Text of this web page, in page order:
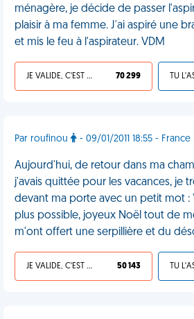
ménagère, je décide de passer
plaisir à ma femme. J'ai aspiré une
et mis le feu à l'aspirateur. VDM
JE VALIDE, C'EST UNE VDM 70 299
Par roufinou - 09/01/2011 18:55 - France
Aujourd'hui, de retour dans ma
j'avais quittée pour les vacances, je
devant ma porte avec un petit mot :
plus possible, joyeux Noël tout de
m'ont offert une serpillière et du
JE VALIDE, C'EST UNE VDM 50 143